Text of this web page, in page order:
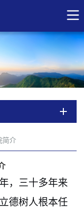
简介
，三十多年来
德树人根本任